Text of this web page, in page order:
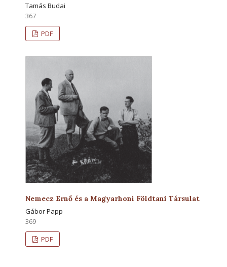
Tamás Budai
367
PDF
Nemecz Ernő és a Magyarhoni Földtani Társulat
Gábor Papp
369
PDF